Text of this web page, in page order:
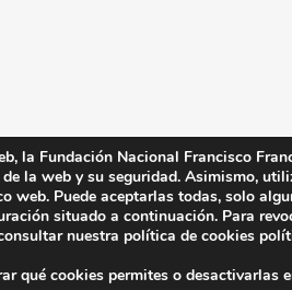
la Fundación Nacional Francisco
la web y su seguridad. Asimismo,
web. Puede aceptarlas todas, solo
situado a continuación. Para
nuestra política de cookies
qué cookies permites o desactivarlas